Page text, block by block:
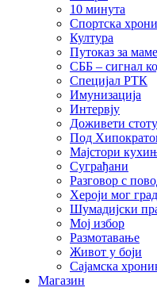
10 минута
Спортска
Култура
Путоказ за
СББ – сигнал
Специјал РТК
Имунизација
Интервју
Доживети стоту
Под
Мајстори
Суграђани
Разговор с
Хероји мог
Шумадијски
Мој избор
Размотавање
Живот у боји
Сајамска
Магазин